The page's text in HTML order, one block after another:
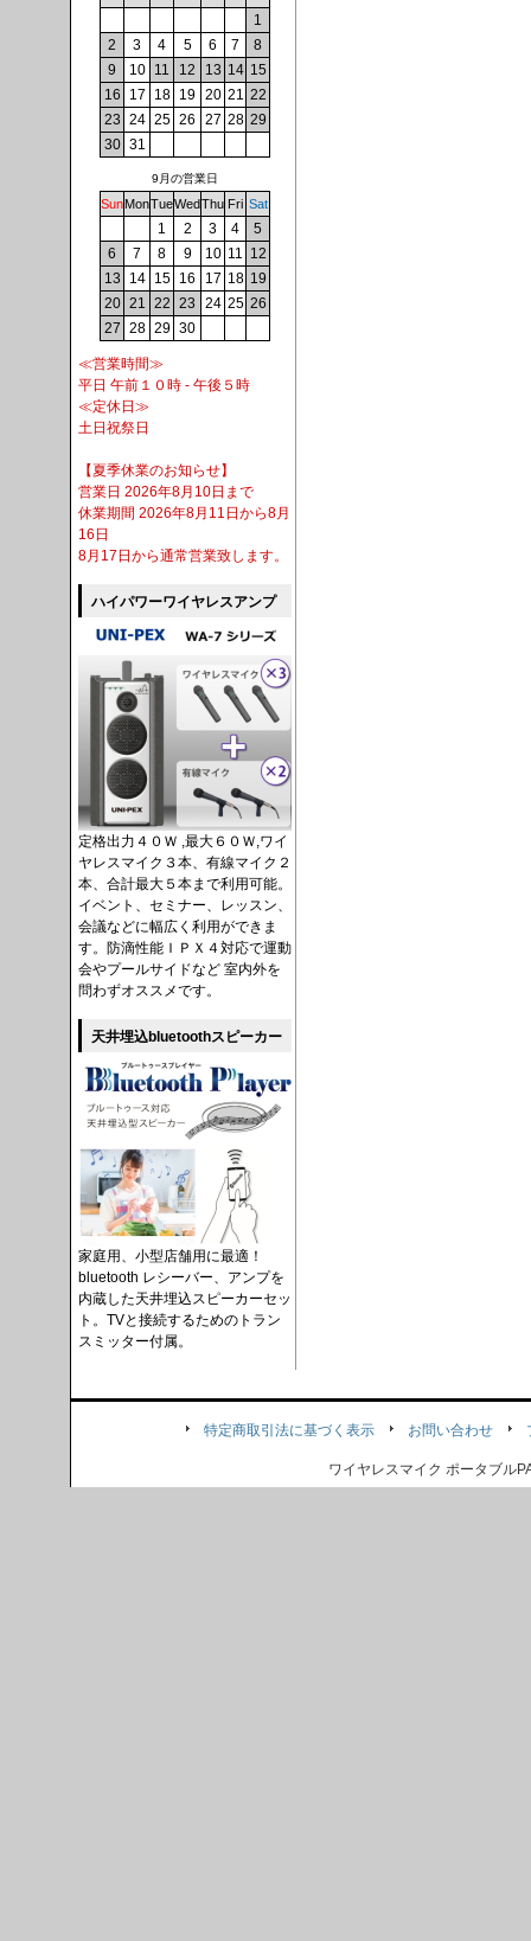
1
2
3 4 5 6 7
8
9
10 11 12 13 14 15
16
17 18 19 20 21 22
23 24 25 26 27 28 29
30 31
9月の営業日
SunMonTueWedThu Fri Sat
1 2 3 4
5
6
7 8 9 10 11 12
13
14 15 16 17 18 19
20 21 22 23 24 25 26
27 28 29 30
≪営業時間≫
平日 午前１０時 - 午後５時
≪定休日≫
土日祝祭日
【夏季休業のお知らせ】
営業日 2026年8月10日まで
休業期間 2026年8月11日から8月
16日
8月17日から通常営業致します。
ハイパワーワイヤレスアンプ
定格出力４０Ｗ ,最大６０Ｗ,ワイ
ヤレスマイク３本、有線マイク２
本、合計最大５本まで利用可能。
イベント、セミナー、レッスン、
会議などに幅広く利用ができま
す。防滴性能ＩＰＸ４対応で運動
会やプールサイドなど 室内外を
問わずオススメです。
天井埋込bluetoothスピーカー
家庭用、小型店舗用に最適！
bluetooth レシーバー、アンプを
内蔵した天井埋込スピーカーセッ
ト。TVと接続するためのトラン
スミッター付属。
特定商取引法に基づく表示 お問い合わせ
ワイヤレスマイク ポータブル